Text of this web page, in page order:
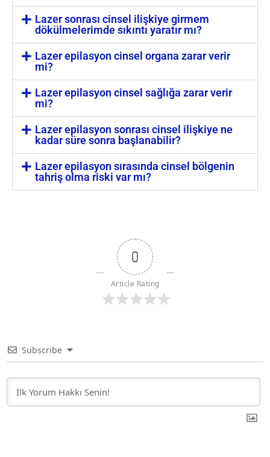
Lazer sonrası cinsel ilişkiye girmem
dökülmelerimde sıkıntı yaratır mı?
Lazer epilasyon cinsel organa zarar verir
mi?
Lazer epilasyon cinsel sağlığa zarar verir
mi?
Lazer epilasyon sonrası cinsel ilişkiye ne
kadar süre sonra başlanabilir?
Lazer epilasyon sırasında cinsel bölgenin
tahriş olma riski var mı?
0
Article Rating
Subscribe